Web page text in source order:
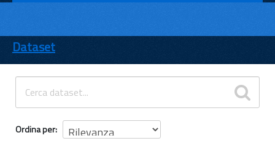
ENTI
TEMI
INFORMAZIONI
Dataset
Ordina per